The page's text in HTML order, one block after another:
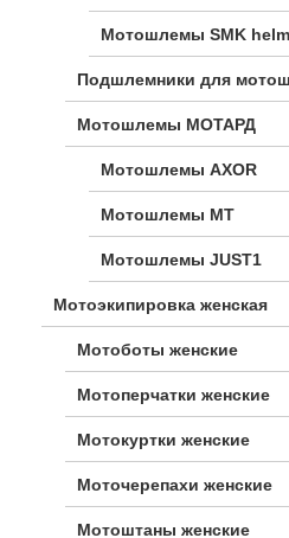
Мотошлемы SMK
Подшлемники для
Мотошлемы МОТАРД
Мотошлемы AXOR
Мотошлемы MT
Мотошлемы JUST1
Мотоэкипировка женская
Мотоботы женские
Мотоперчатки женские
Мотокуртки женские
Моточерепахи женские
Мотоштаны женские